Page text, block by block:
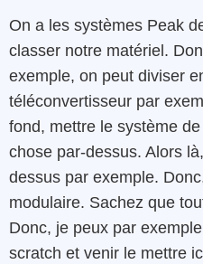
On a les systèmes Peak
classer notre matériel.
exemple, on peut diviser
téléconvertisseur par
fond, mettre le système
chose par-dessus. Alors
dessus par exemple.
modulaire. Sachez que
Donc, je peux par
scratch et venir le mettre